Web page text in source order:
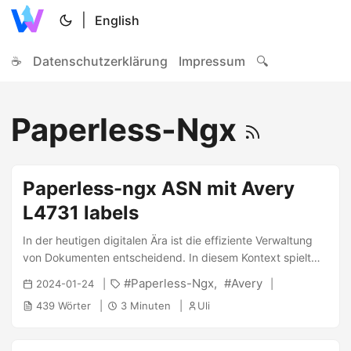
English
☕ Datenschutzerklärung Impressum 🔍
Paperless-Ngx
Paperless-ngx ASN mit Avery
L4731 labels
In der heutigen digitalen Ära ist die effiziente Verwaltung
von Dokumenten entscheidend. In diesem Kontext spielt
paperless-ngx eine entscheidende Rolle, indem es eine
innovative Lösung für die nahtlose Integration von
physischen und digitalisierten Dokumenten bietet.
2024-01-24 Paperless-Ngx Avery
439 Wörter 3 Minuten Uli